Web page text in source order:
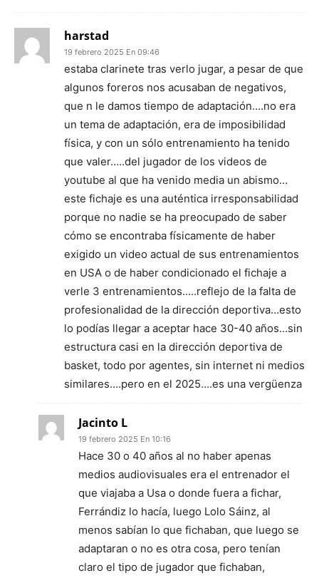
harstad
19 febrero 2025 En 09:46
estaba clarinete tras verlo jugar, a pesar de que
algunos foreros nos acusaban de negativos,
que n le damos tiempo de adaptación….no era
un tema de adaptación, era de imposibilidad
física, y con un sólo entrenamiento ha tenido
que valer…..del jugador de los videos de
youtube al que ha venido media un abismo…
este fichaje es una auténtica irresponsabilidad
porque no nadie se ha preocupado de saber
cómo se encontraba físicamente de haber
exigido un video actual de sus entrenamientos
en USA o de haber condicionado el fichaje a
verle 3 entrenamientos…..reflejo de la falta de
profesionalidad de la dirección deportiva…esto
lo podías llegar a aceptar hace 30-40 años…sin
estructura casi en la dirección deportiva de
basket, todo por agentes, sin internet ni medios
similares….pero en el 2025….es una vergüenza
Jacinto L
19 febrero 2025 En 10:16
Hace 30 o 40 años al no haber apenas
medios audiovisuales era el entrenador el
que viajaba a Usa o donde fuera a fichar,
Ferrándiz lo hacía, luego Lolo Sáinz, al
menos sabían lo que fichaban, que luego se
adaptaran o no es otra cosa, pero tenían
claro el tipo de jugador que fichaban,